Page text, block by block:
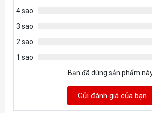
4 sao
3 sao
2 sao
1 sao
Bạn đã dùng sản phẩm
Gửi đánh giá của bạn